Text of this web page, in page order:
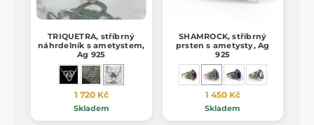
TRIQUETRA, stříbrný
náhrdelník s ametystem,
Ag 925
1 720 Kč
Skladem
SHAMROCK, stříbrný
prsten s ametysty, Ag
925
1 450 Kč
Skladem